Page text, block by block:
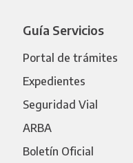
Guía Servicios
Portal de trámites
Expedientes
Seguridad Vial
ARBA
Boletín Oficial